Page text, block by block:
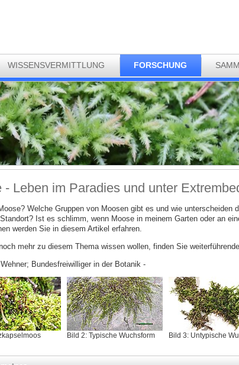
WISSENSVERMITTLUNG FORSCHUNG
- Leben im Paradies und unter
Welche Gruppen von Moosen gibt es und wie unterscheiden
Ist es schlimm, wenn Moose in meinem Garten oder an
werden Sie in diesem Artikel erfahren.
mehr zu diesem Thema wissen wollen, finden Sie
Bundesfreiwilliger in der Botanik -
Bild 2: Typische Wuchsform Bild 3: Untypische